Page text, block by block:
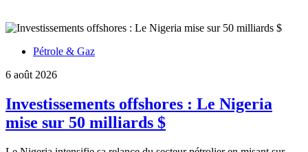
Pétrole & Gaz
6 août 2026
Investissements offshores : Le Nigeria
mise sur 50 milliards $